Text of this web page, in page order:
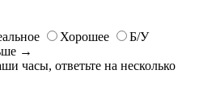
Хорошее
Б/У
→
часы, ответьте на несколько